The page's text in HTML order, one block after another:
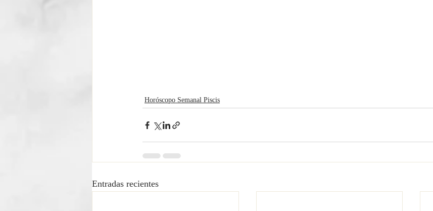
Horóscopo Semanal Piscis
Entradas recientes